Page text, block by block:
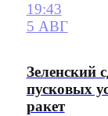
19:43
5 АВГ
Зеленский
пусковых
ракет